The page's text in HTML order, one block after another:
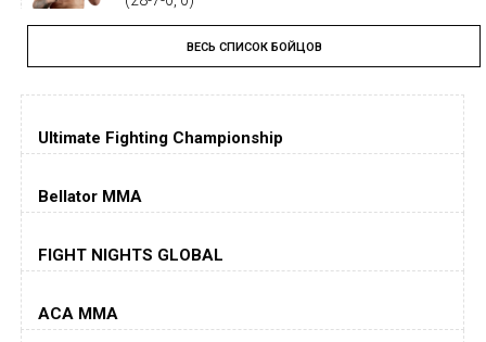
Тайрон Вудли
Tyron Woodley
(19-5-1, 0)
Дастин Порье
(26-6-0, 1)
Jorge Masvidal
Колби Ковингтон
ВЕСЬ СПИСОК БОЙЦОВ
Ultimate Fighting Championship
Bellator MMA
FIGHT NIGHTS GLOBAL
ACA MMA